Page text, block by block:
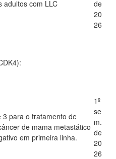
adultos com LLC
de
20
26
3 para o tratamento de
de mama metastático
em primeira linha.
1º
se
m.
de
20
26